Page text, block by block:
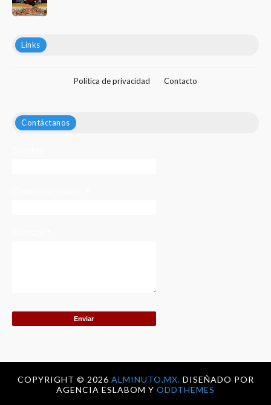
Links
Política de privacidad Contacto
Contáctanos
COPYRIGHT © 2026 ALMINUTO.MX. DISEÑADO POR
AGENCIA ESLABOM Y ODDTHEMES